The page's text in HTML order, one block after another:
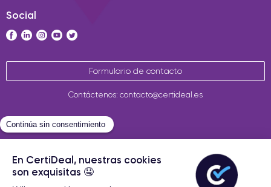
Social
Formulario de contacto
Contáctenos: contacto@certideal.es
Términos Generales de Venta
Certideal © 2026 Todos los